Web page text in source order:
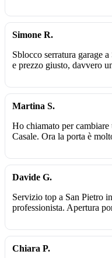
Simone R.
Sblocco serratura garage
e prezzo giusto, davvero
Martina S.
Ho chiamato per cambiare
Casale. Ora la porta è
Davide G.
Servizio top a San Pietro
professionista. Apertura
Chiara P.